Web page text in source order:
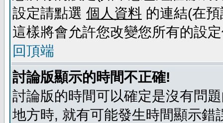
設定請點選 個人資料 的連結(在
這樣將會允許您改變您所有的設
回頂端
討論版顯示的時間不正確!
討論版的時間可以確定是沒有問
地方時, 就有可能發生時間顯示